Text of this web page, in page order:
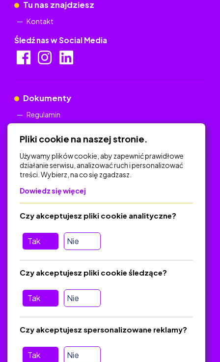
Tu nas znajdziesz
Kontakt
Śledź nas w Social Media
Dokumenty
Regulamin
Na skróty
Polityka Prywatności
O platformie
Baza materiałów dydaktycznych
Jak zostać autorem
wiadomość nie trafiła do folderu SPAM)
Pliki cookie na naszej stronie.
Używamy plików cookie, aby zapewnić prawidłowe
działanie serwisu, analizować ruch i personalizować
treści. Wybierz, na co się zgadzasz.
Dowiedz się więcej
Tak Nie
Czy akceptujesz pliki cookie analityczne?
Tak Nie
Czy akceptujesz pliki cookie śledzące?
Tak Nie
Czy akceptujesz spersonalizowane reklamy?